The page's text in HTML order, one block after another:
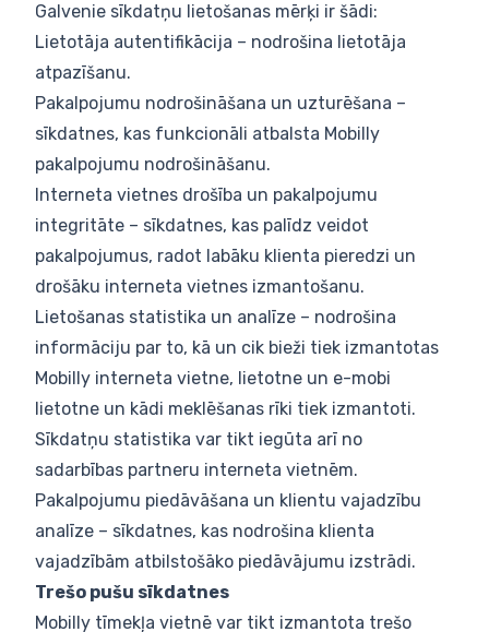
Galvenie sīkdatņu lietošanas mērķi ir šādi:
Lietotāja autentifikācija – nodrošina lietotāja
atpazīšanu.
Pakalpojumu nodrošināšana un uzturēšana –
sīkdatnes, kas funkcionāli atbalsta Mobilly
pakalpojumu nodrošināšanu.
Interneta vietnes drošība un pakalpojumu
integritāte – sīkdatnes, kas palīdz veidot
pakalpojumus, radot labāku klienta pieredzi un
drošāku interneta vietnes izmantošanu.
Lietošanas statistika un analīze – nodrošina
informāciju par to, kā un cik bieži tiek izmantotas
Mobilly interneta vietne, lietotne un e-mobi
lietotne un kādi meklēšanas rīki tiek izmantoti.
Sīkdatņu statistika var tikt iegūta arī no
sadarbības partneru interneta vietnēm.
Pakalpojumu piedāvāšana un klientu vajadzību
analīze – sīkdatnes, kas nodrošina klienta
vajadzībām atbilstošāko piedāvājumu izstrādi.
Trešo pušu sīkdatnes
Mobilly tīmekļa vietnē var tikt izmantota trešo